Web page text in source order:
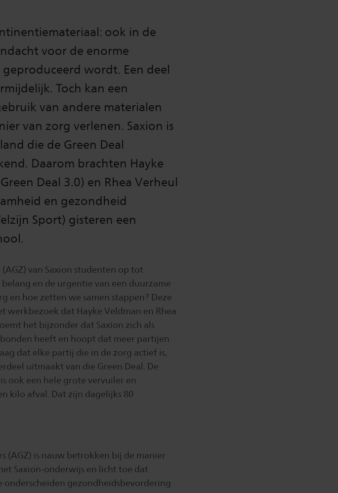
ook in de
voor de enorme
wordt. Een deel
Toch kan een
van andere materialen
van zorg verlenen. Saxion is
die de Green Deal
Daarom brachten Hayke
Deal 3.0) en Rhea Verheul
en gezondheid
Sport) gisteren een
van Saxion studenten op tot
en de urgentie van een duurzame
en hoe zetten we samen stappen? Deze
dat Hayke Veldman en Rhea
het bijzonder dat Saxion zich als
heeft en hoopt dat meer partijen
dat elke partij die in de zorg actief is,
uitmaakt van die Green Deal. De
ook een hele grote vervuiler en
kilo afval. Dat zijn dagelijks 80
(AGZ) is nauw betrokken bij de manier
Saxion-onderwijs en licht toe dat
onderscheiden gezondheidsbevordering